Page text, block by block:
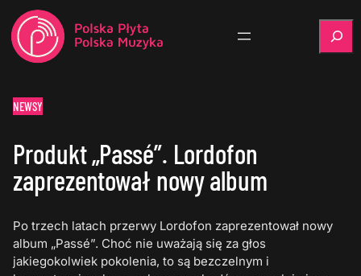
NEWSY
Produkt „Passé”. Lordofon
zaprezentował nowy album
Po trzech latach przerwy Lordofon zaprezentował nowy
album „Passé”. Choć nie uważają się za głos
jakiegokolwiek pokolenia, to są bezczelnym i